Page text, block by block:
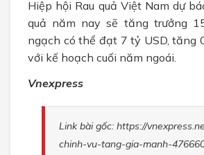
Hiệp hội Rau quả Việt Nam dự
quả năm nay sẽ tăng trưởng
ngạch có thể đạt 7 tỷ USD, tăng
với kế hoạch cuối năm ngoái.
Vnexpress
Link bài gốc: https://
chinh-vu-tang-gia-manh-